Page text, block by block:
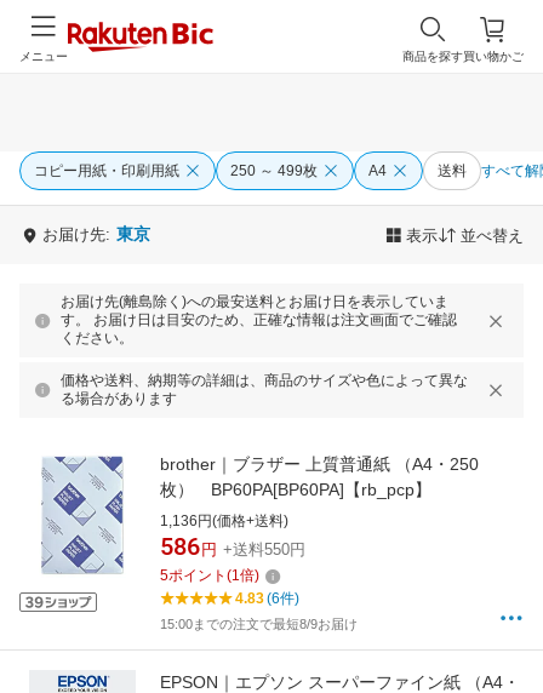
買い物かご
商品を探す
メニュー
コピー用紙・印刷用紙 250 ～ 499枚 A4 送料 すべて解
お届け先: 東京 表示 並べ替え
お届け先(離島除く)への最安送料とお届け日を表示していま
す。 お届け日は目安のため、正確な情報は注文画面でご確認
ください。
価格や送料、納期等の詳細は、商品のサイズや色によって異な
る場合があります
brother｜ブラザー 上質普通紙 （A4・250
枚） BP60PA[BP60PA]【rb_pcp】
1,136円(価格+送料)
586 円 +送料550円
5ポイント (1倍)
4.83(6件)
15:00までの注文で最短8/9お届け
EPSON｜エプソン スーパーファイン紙 （A4・